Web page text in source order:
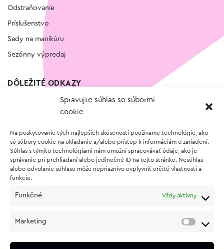
Spravujte súhlas so súbormi
cookie
Na poskytovanie tých najlepších skúseností používame technológie, ako
sú súbory cookie na ukladanie a/alebo prístup k informáciám o zariadení.
Súhlas s týmito technológiami nám umožní spracovávať údaje, ako je
správanie pri prehliadaní alebo jedinečné ID na tejto stránke. Nesúhlas
alebo odvolanie súhlasu môže nepriaznivo ovplyvniť určité vlastnosti a
funkcie.
Funkčné Vždy aktívny
Marketing
Odstraňovanie
Príslušenstvo
Sady na manikúru
Sezónny výpredaj
DÔLEŽITÉ ODKAZY
Vernostný program
O NÁKUPE
Vrátenie a reklamácia tovaru